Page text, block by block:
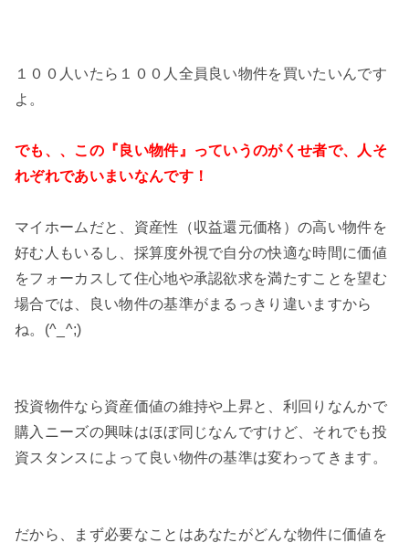
１００人いたら１００人全員良い物件を買いたいんです
よ。
でも、、この『良い物件』っていうのがくせ者で、人そ
れぞれであいまいなんです！
マイホームだと、資産性（収益還元価格）の高い物件を
好む人もいるし、採算度外視で自分の快適な時間に価値
をフォーカスして住心地や承認欲求を満たすことを望む
場合では、良い物件の基準がまるっきり違いますから
ね。(^_^;)
投資物件なら資産価値の維持や上昇と、利回りなんかで
購入ニーズの興味はほぼ同じなんですけど、それでも投
資スタンスによって良い物件の基準は変わってきます。
だから、まず必要なことはあなたがどんな物件に価値を